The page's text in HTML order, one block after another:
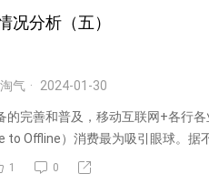
分析（五）
气 2024-01-30
的完善和普及，移动互联网+各行
to Offline）消费最为吸引眼球。据
1 0